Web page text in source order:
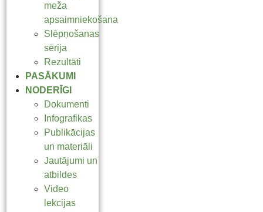
meža
apsaimniekošana
Slēpņošanas
sērija
Rezultāti
PASĀKUMI
NODERĪGI
Dokumenti
Infografikas
Publikācijas
un materiāli
Jautājumi un
atbildes
Video
lekcijas